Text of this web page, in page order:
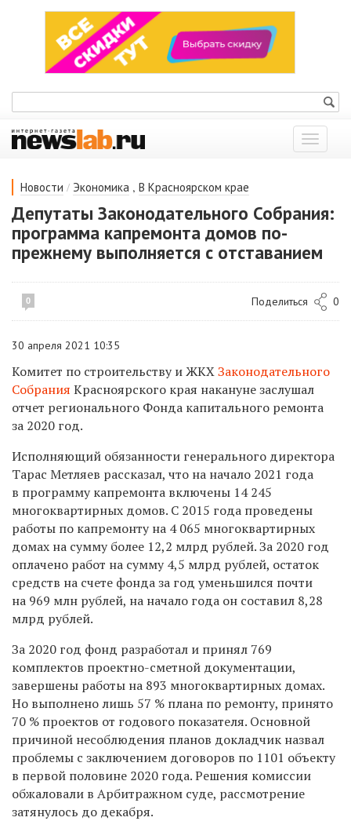
Показать
меню
Новости / Экономика , В Красноярском крае
Депутаты Законодательного Собрания:
программа капремонта домов по-
прежнему выполняется с отставанием
0 Поделиться 0
30 апреля 2021 10:35
Комитет по строительству и ЖКХЗаконодательного
Собрания Красноярского края накануне заслушал
отчет регионального Фонда капитального ремонта
за 2020 год.
Исполняющий обязанности генерального директора
Тарас Метляев рассказал, что на начало 2021 года
в программу капремонта включены 14 245
многоквартирных домов. С 2015 года проведены
работы по капремонту на 4 065 многоквартирных
домах на сумму более 12,2 млрд рублей. За 2020 год
оплачено работ на сумму 4,5 млрд рублей, остаток
средств на счете фонда за год уменьшился почти
на 969 млн рублей, на начало года он составил 8,28
млрд рублей.
За 2020 год фонд разработал и принял 769
комплектов проектно-сметной документации,
завершены работы на 893 многоквартирных домах.
Но выполнено лишь 57 % плана по ремонту, принято
70 % проектов от годового показателя. Основной
причиной несоблюдения планов докладчик назвал
проблемы с заключением договоров по 1101 объекту
в первой половине 2020 года. Решения комиссии
обжаловали в Арбитражном суде, рассмотрение
затянулось до декабря.